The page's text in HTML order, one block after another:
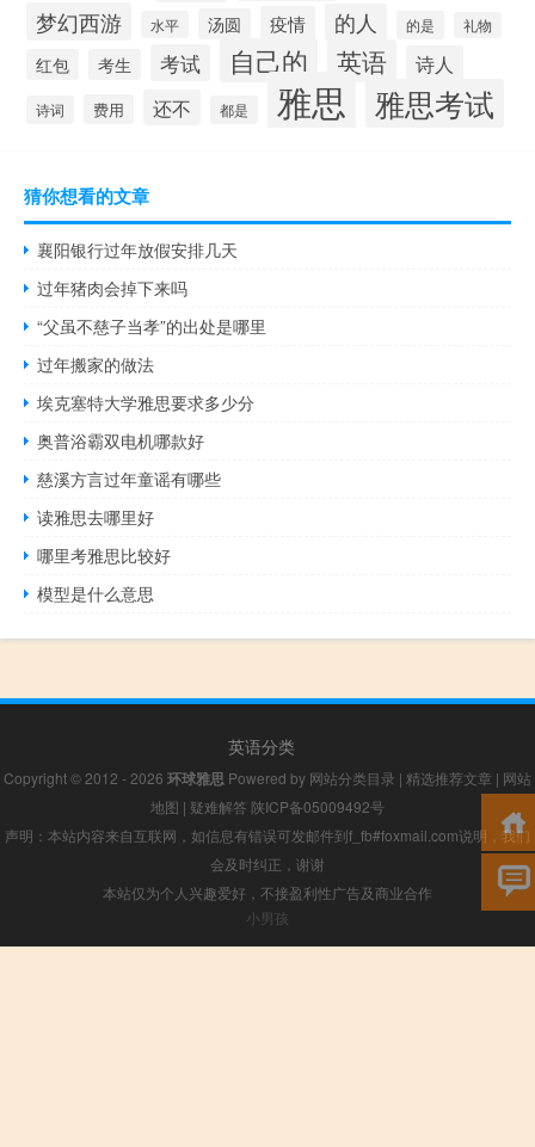
梦幻西游 水平 汤圆 疫情 的人 的是 礼物
红包 考生 考试 自己的 英语 诗人
诗词 费用 还不 都是 雅思 雅思考试
猜你想看的文章
襄阳银行过年放假安排几天
过年猪肉会掉下来吗
“父虽不慈子当孝”的出处是哪里
过年搬家的做法
埃克塞特大学雅思要求多少分
奥普浴霸双电机哪款好
慈溪方言过年童谣有哪些
读雅思去哪里好
哪里考雅思比较好
模型是什么意思
英语分类
Copyright © 2012 - 2026 环球雅思 Powered by 网站分类目录 | 精选推荐文章 | 网站
地图 | 疑难解答 陕ICP备05009492号
声明：本站内容来自互联网，如信息有错误可发邮件到f_fb#foxmail.com说明，我们
会及时纠正，谢谢
本站仅为个人兴趣爱好，不接盈利性广告及商业合作
小男孩